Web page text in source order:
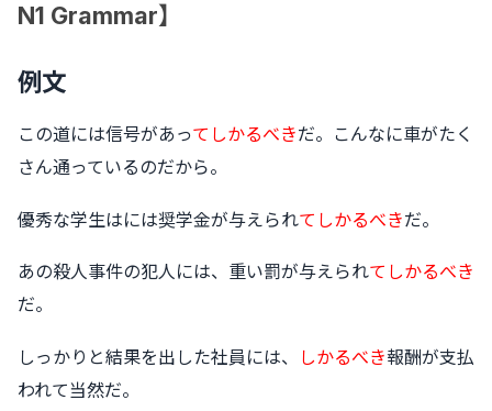
N1 Grammar】
例文
この道には信号があってしかるべきだ。こんなに車がたく
さん通っているのだから。
優秀な学生はには奨学金が与えられてしかるべきだ。
あの殺人事件の犯人には、重い罰が与えられてしかるべき
だ。
しっかりと結果を出した社員には、 しかるべき報酬が支払
われて当然だ。